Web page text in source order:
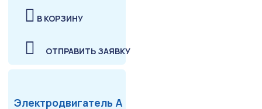
В КОРЗИНУ
ОТПРАВИТЬ ЗАЯВКУ
Электродвигатель А